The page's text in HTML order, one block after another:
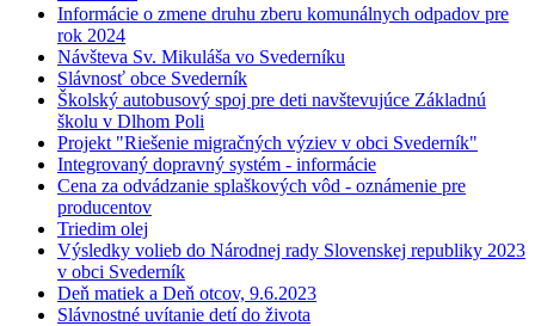
Informácie o zmene druhu zberu komunálnych odpadov pre
rok 2024
Návšteva Sv. Mikuláša vo Svederníku
Slávnosť obce Svederník
Školský autobusový spoj pre deti navštevujúce Základnú
školu v Dlhom Poli
Projekt "Riešenie migračných výziev v obci Svederník"
Integrovaný dopravný systém - informácie
Cena za odvádzanie splaškových vôd - oznámenie pre
producentov
Triedim olej
Výsledky volieb do Národnej rady Slovenskej republiky 2023
v obci Svederník
Deň matiek a Deň otcov, 9.6.2023
Slávnostné uvítanie detí do života